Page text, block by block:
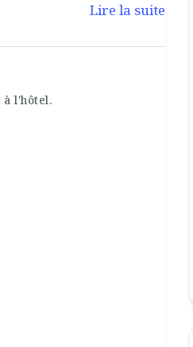
Lire la suite
l'hôtel.